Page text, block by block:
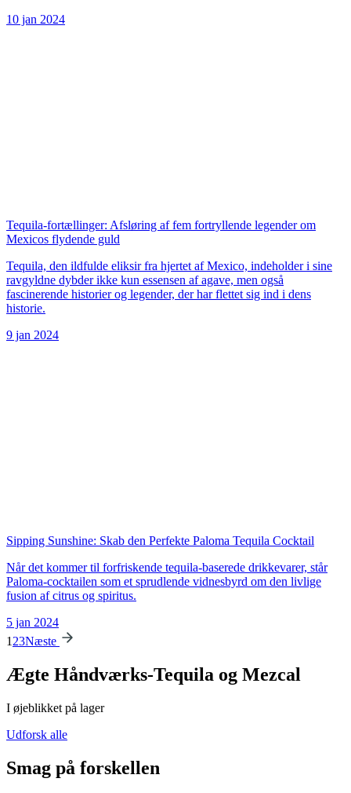
10 jan 2024
Tequila-fortællinger: Afsløring af fem fortryllende legender om
Mexicos flydende guld
Tequila, den ildfulde eliksir fra hjertet af Mexico, indeholder i sine
ravgyldne dybder ikke kun essensen af agave, men også
fascinerende historier og legender, der har flettet sig ind i dens
historie.
9 jan 2024
Sipping Sunshine: Skab den Perfekte Paloma Tequila Cocktail
Når det kommer til forfriskende tequila-baserede drikkevarer, står
Paloma-cocktailen som et sprudlende vidnesbyrd om den livlige
fusion af citrus og spiritus.
5 jan 2024
1 23Næste
Ægte Håndværks-Tequila og Mezcal
I øjeblikket på lager
Udforsk alle
Smag på forskellen